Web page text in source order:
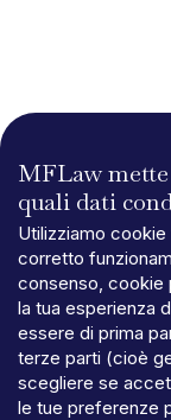
MFLaw
quali dati
Utilizziamo
corretto
consenso, cookie
la tua esperienza
essere di prima
terze parti (cioè
scegliere se
le tue preferenze